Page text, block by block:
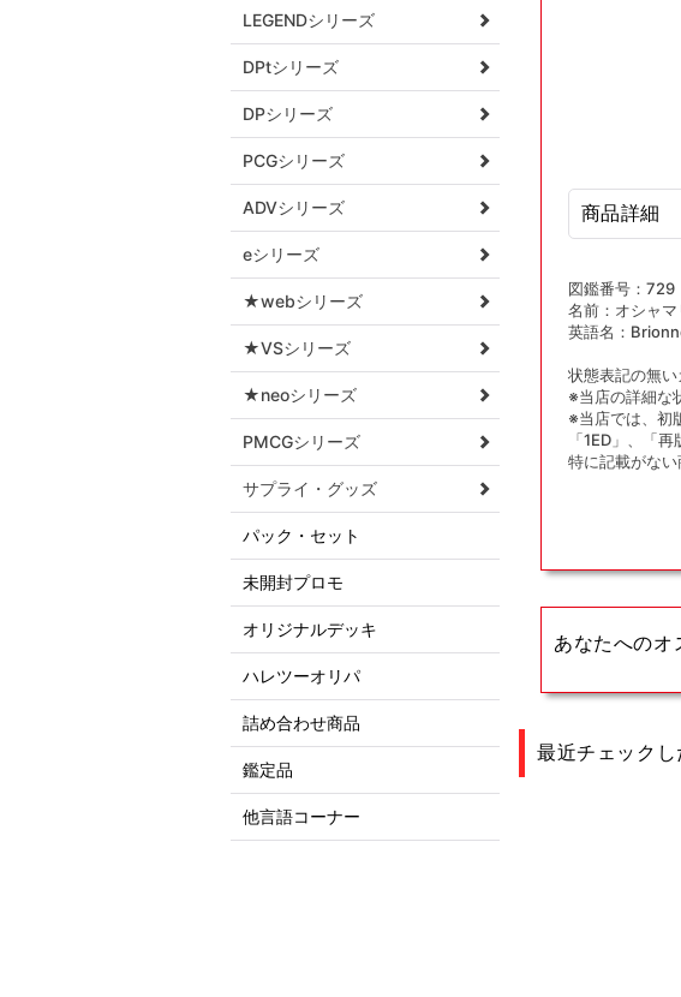
LEGENDシリーズ
DPtシリーズ
DPシリーズ
PCGシリーズ
ADVシリーズ
eシリーズ
★webシリーズ
★VSシリーズ
★neoシリーズ
PMCGシリーズ
サプライ・グッズ
パック・セット
未開封プロモ
オリジナルデッキ
ハレツーオリパ
詰め合わせ商品
鑑定品
他言語コーナー
を
開
く
商品詳細
図鑑番号：729
名前：オシャマ
英語名：
状態表記の無い
※当店の詳細な
※当店では、初
「1ED」、「
特に記載がな
あなたへのオ
最近チェックし